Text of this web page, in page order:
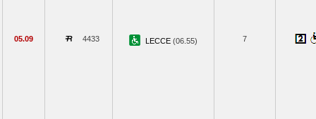
05.09 4433 LECCE (06.55) 7